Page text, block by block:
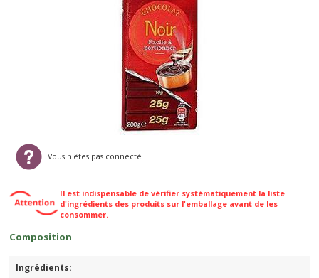
Vous n'êtes pas connecté
Il est indispensable de vérifier systématiquement la liste
d'ingrédients des produits sur l'emballage avant de les
consommer.
Composition
Ingrédients: